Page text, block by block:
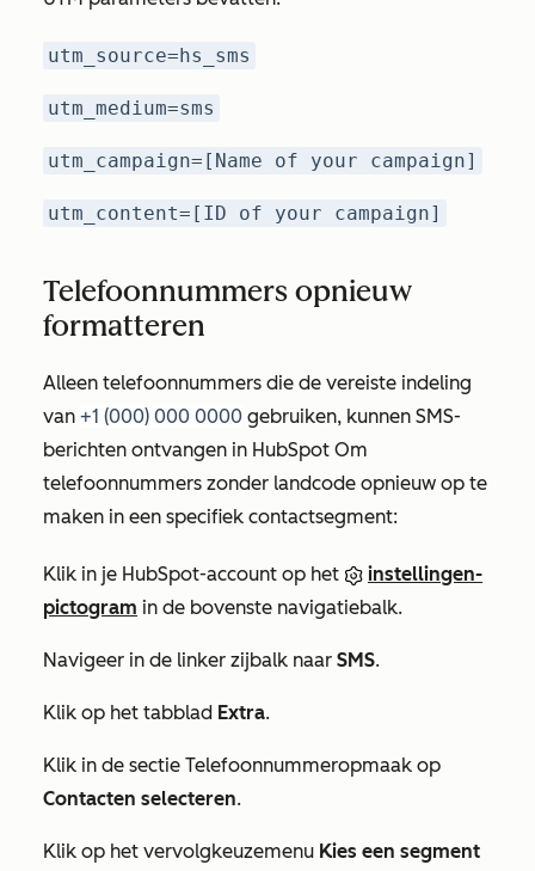
utm_source=hs_sms
utm_medium=sms
utm_campaign=[Name of your campaign]
utm_content=[ID of your campaign]
Telefoonnummers opnieuw
formatteren
Alleen telefoonnummers die de vereiste indeling
van +1 (000) 000 0000 gebruiken, kunnen SMS-
berichten ontvangen in HubSpot Om
telefoonnummers zonder landcode opnieuw op te
maken in een specifiek contactsegment:
Klik in je HubSpot-account op het
instellingen-
pictogram in de bovenste navigatiebalk.
Navigeer in de linker zijbalk naar SMS.
Klik op het tabblad Extra.
Klik in de sectie Telefoonnummeropmaak op
Contacten selecteren.
Klik op het vervolgkeuzemenu Kies een segment